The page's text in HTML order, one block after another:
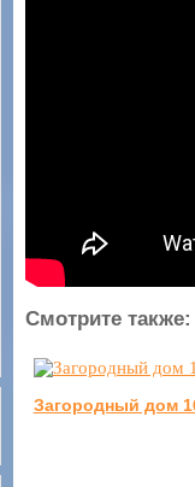
Смотрите также:
Загородный дом